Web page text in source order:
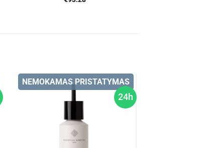
24h
NEMOKAMAS PRISTATYMAS